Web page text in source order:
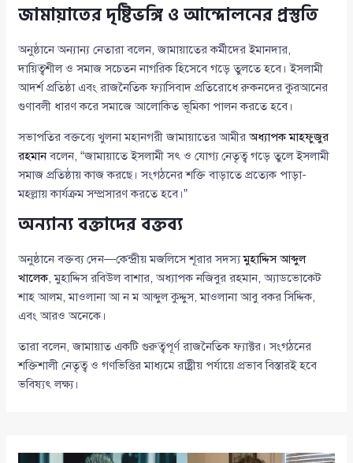
জামায়াতের দৃষ্টিভঙ্গি ও আন্দোলনের প্রস্তুতি
অনুষ্ঠানে অন্যান্য নেতারা বলেন, জামায়াতের কর্মীদের ইমানদার,
দায়িত্বশীল ও সমাজ সচেতন নাগরিক হিসেবে গড়ে তুলতে হবে। ইসলামী
আদর্শ প্রতিষ্ঠা এবং রাজনৈতিক ফ্যাসিবাদ প্রতিরোধে রুকনদের কুরআনের
গুণাবলী ধারণ করে সমাজে আলোকিত ভূমিকা পালন করতে হবে।
সভাপতির বক্তব্যে খুলনা মহানগরী জামায়াতের আমীরঅধ্যাপক মাহফুজুর
রহমানবলেন, “জামায়াতে ইসলামী সৎ ও যোগ্য নেতৃত্ব গড়ে তুলে ইসলামী
সমাজ প্রতিষ্ঠায় কাজ করছে। সংগঠনের শক্তি বাড়াতে প্রত্যেক পাড়া-
মহল্লায় কার্যক্রম সম্প্রসারণ করতে হবে।”
অন্যান্য বক্তাদের বক্তব্য
অনুষ্ঠানে বক্তব্য দেন—কেন্দ্রীয় মজলিসে শূরার সদস্যমুহাদ্দিস আব্দুল
খালেক, মুহাদ্দিস রবিউল বাশার, অধ্যাপক নজিবুর রহমান, অ্যাডভোকেট
শাহ আলম, মাওলানা আ ন ম আব্দুল কুদ্দুস, মাওলানা আবু বকর সিদ্দিক,
এবং আরও অনেকে।
তারা বলেন, জামায়াত একটি গুরুত্বপূর্ণ রাজনৈতিক ফ্যাক্টর। সংগঠনের
শক্তিশালী নেতৃত্ব ও গণভিত্তির মাধ্যমে রাষ্ট্রীয় পর্যায়ে প্রভাব বিস্তারই হবে
ভবিষ্যৎ লক্ষ্য।